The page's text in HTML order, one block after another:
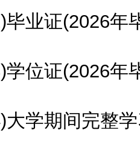
证(2026年
证(2026年
期间完整学